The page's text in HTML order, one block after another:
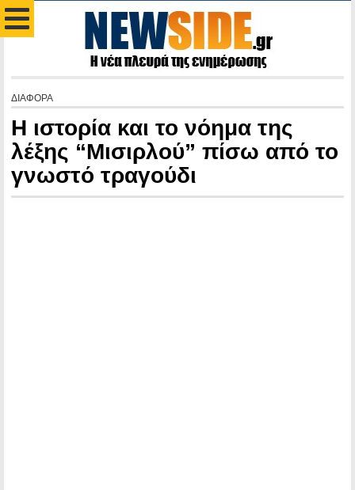
ΔΙΑΦΟΡΑ
Η ιστορία και το νόημα της
λέξης “Μισιρλού” πίσω από το
γνωστό τραγούδι